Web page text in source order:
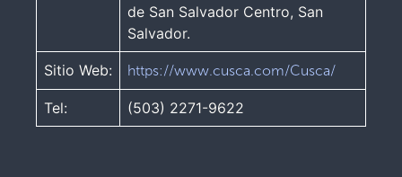
de San Salvador Centro, San
Salvador.
Sitio Web: https://www.cusca.com/Cusca/
Tel: (503) 2271-9622